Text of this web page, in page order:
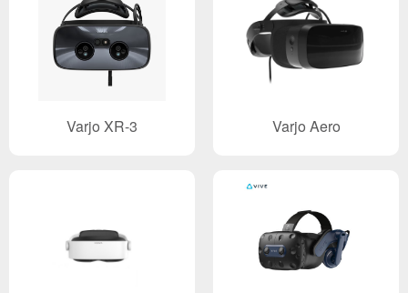
Varjo XR-3 Varjo Aero